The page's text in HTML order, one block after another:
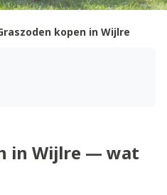
kopen in Wijlre
in Wijlre — wat